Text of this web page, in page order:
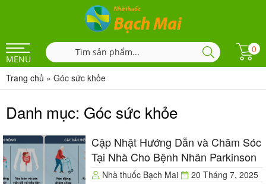
MENU
0
Trang chủ » Góc sức khỏe
Danh mục: Góc sức khỏe
Cập Nhật Hướng Dẫn và Chăm Sóc
Tại Nhà Cho Bệnh Nhân Parkinson
Nhà thuốc Bạch Mai
20 Tháng 7, 2025